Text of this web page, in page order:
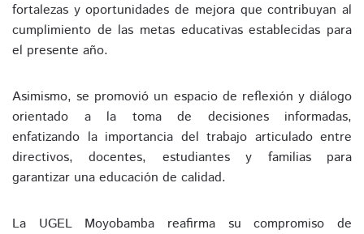
fortalezas y oportunidades de mejora que contribuyan al
cumplimiento de las metas educativas establecidas para
el presente año.
Asimismo, se promovió un espacio de reflexión y diálogo
orientado a la toma de decisiones informadas,
enfatizando la importancia del trabajo articulado entre
directivos, docentes, estudiantes y familias para
garantizar una educación de calidad.
La UGEL Moyobamba reafirma su compromiso de